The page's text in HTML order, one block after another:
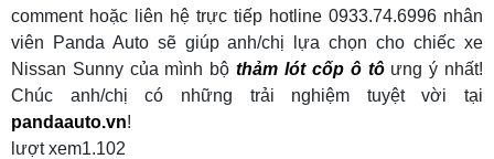
comment hoặc liên hệ trực tiếp hotline 0933.74.6996 nhân
viên Panda Auto sẽ giúp anh/chị lựa chọn cho chiếc xe
Nissan Sunny của mình bộ thảm lót cốp ô tôưng ý nhất!
Chúc anh/chị có những trải nghiệm tuyệt vời tại
pandaauto.vn!
lượt xem1.102